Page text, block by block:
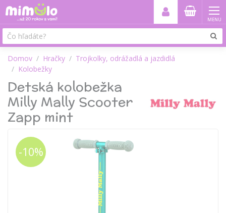
MENU
Domov Hračky
Trojkolky, odrážadlá a jazdidlá
Kolobežky
Detská kolobežka
Milly Mally Scooter
Zapp mint
-10%